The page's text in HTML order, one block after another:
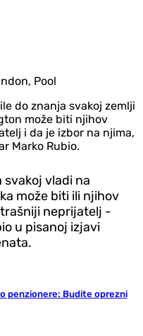
Pool
do znanja svakoj zemlji
može biti njihov
i da je izbor na njima,
Marko Rubio.
vladi na
može biti ili njihov
neprijatelj -
u pisanoj izjavi
penzionere: Budite oprezni